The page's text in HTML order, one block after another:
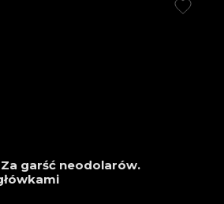
garść neodolarów.